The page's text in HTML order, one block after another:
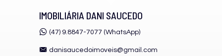
IMOBILIÁRIA DANI SAUCEDO
(47) 9.8847-7077 (WhatsApp)
danisaucedoimoveis@gmail.com